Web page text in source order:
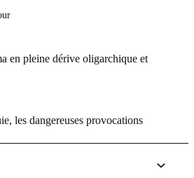
en pleine dérive oligarchique et
les dangereuses provocations